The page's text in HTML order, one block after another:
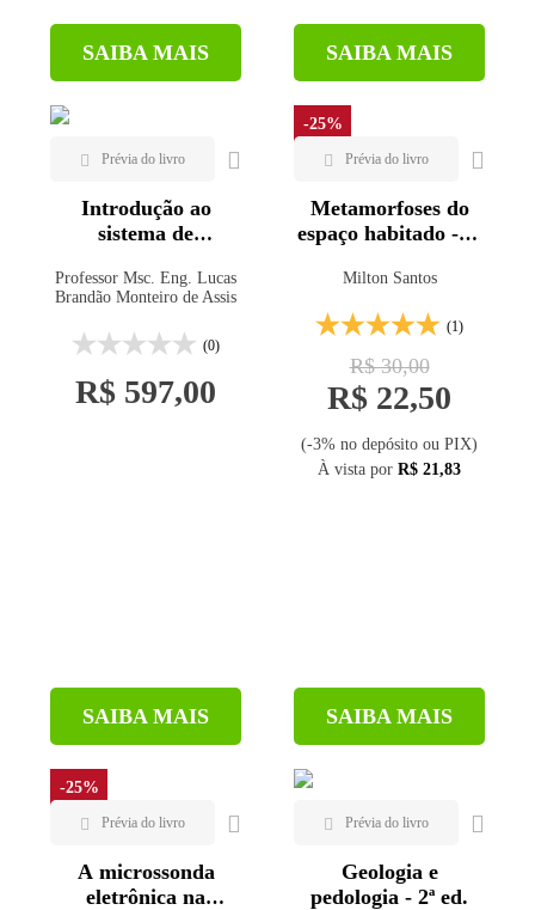
SAIBA MAIS SAIBA MAIS
Introdução ao
sistema de
geográfica (SIG)
utilizando o
software QGIS
Professor Msc. Eng. Lucas
Brandão Monteiro de Assis
(0)
R$ 597,00
SAIBA MAIS
-25%
Metamorfoses do
espaço habitado - 6ª
Milton Santos
(1)
R$ 30,00
R$ 22,50
(-3% no depósito ou PIX)
À vista por R$ 21,83
SAIBA MAIS
-25%
A microssonda
eletrônica na
Geologia e
pedologia - 2ª ed.